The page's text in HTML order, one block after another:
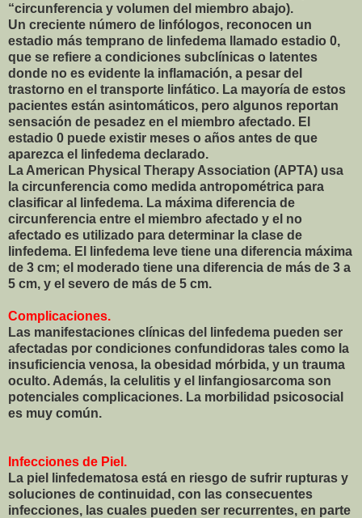
“circunferencia y volumen del miembro abajo).
Un creciente número de linfólogos, reconocen un
estadio más temprano de linfedema llamado estadio 0,
que se refiere a condiciones subclínicas o latentes
donde no es evidente la inflamación, a pesar del
trastorno en el transporte linfático. La mayoría de estos
pacientes están asintomáticos, pero algunos reportan
sensación de pesadez en el miembro afectado. El
estadio 0 puede existir meses o años antes de que
aparezca el linfedema declarado.
La American Physical Therapy Association (APTA) usa
la circunferencia como medida antropométrica para
clasificar al linfedema. La máxima diferencia de
circunferencia entre el miembro afectado y el no
afectado es utilizado para determinar la clase de
linfedema. El linfedema leve tiene una diferencia máxima
de 3 cm; el moderado tiene una diferencia de más de 3 a
5 cm, y el severo de más de 5 cm.
Complicaciones.
Las manifestaciones clínicas del linfedema pueden ser
afectadas por condiciones confundidoras tales como la
insuficiencia venosa, la obesidad mórbida, y un trauma
oculto. Además, la celulitis y el linfangiosarcoma son
potenciales complicaciones. La morbilidad psicosocial
es muy común.
Infecciones de Piel.
La piel linfedematosa está en riesgo de sufrir rupturas y
soluciones de continuidad, con las consecuentes
infecciones, las cuales pueden ser recurrentes, en parte